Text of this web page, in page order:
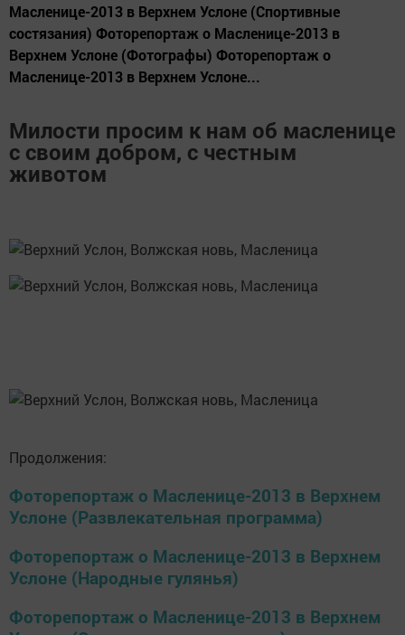
Масленице-2013 в Верхнем Услоне (Спортивные
состязания) Фоторепортаж о Масленице-2013 в
Верхнем Услоне (Фотографы) Фоторепортаж о
Масленице-2013 в Верхнем Услоне...
Милости просим к нам об масленице
с своим добром, с честным
животом
Продолжения:
Фоторепортаж о Масленице-2013 в Верхнем
Услоне (Развлекательная программа)
Фоторепортаж о Масленице-2013 в Верхнем
Услоне (Народные гулянья)
Фоторепортаж о Масленице-2013 в Верхнем